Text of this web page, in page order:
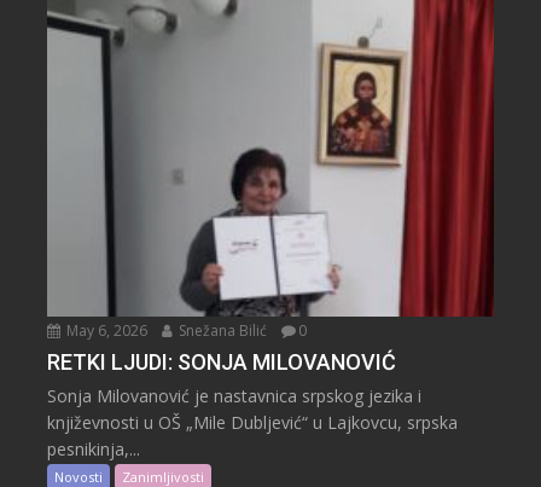
May 6, 2026 Snežana Bilić 0
RETKI LJUDI: SONJA MILOVANOVIĆ
Sonja Milovanović je nastavnica srpskog jezika i
književnosti u OŠ „Mile Dubljević“ u Lajkovcu, srpska
pesnikinja,...
Novosti Zanimljivosti